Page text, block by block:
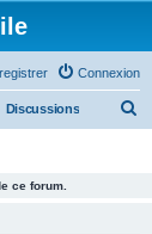
Connexion
Discussions
ce forum.